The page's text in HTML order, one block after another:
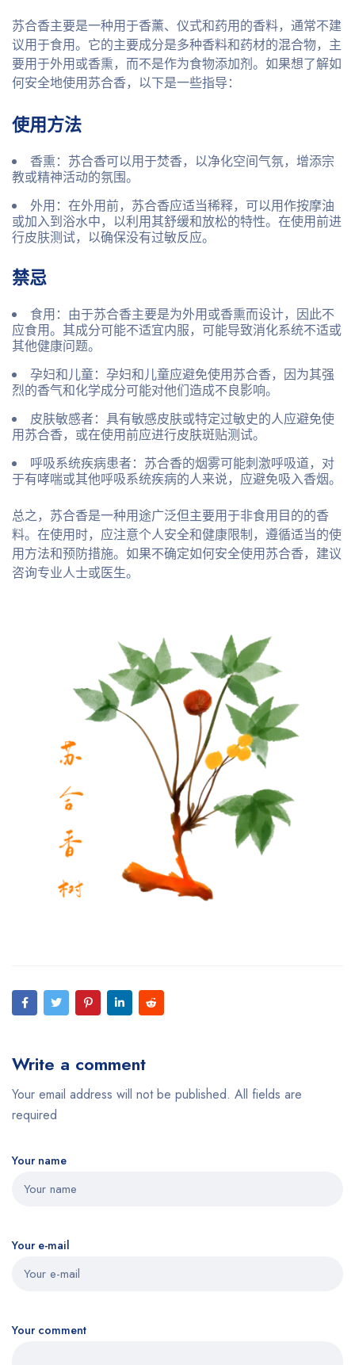
苏合香主要是一种用于香薰、仪式和药用的香料，通常不建
议用于食用。它的主要成分是多种香料和药材的混合物，主
要用于外用或香熏，而不是作为食物添加剂。如果想了解如
何安全地使用苏合香，以下是一些指导：
使用方法
香熏：苏合香可以用于焚香，以净化空间气氛，增添宗
教或精神活动的氛围。
外用：在外用前，苏合香应适当稀释，可以用作按摩油
或加入到浴水中，以利用其舒缓和放松的特性。在使用前进
行皮肤测试，以确保没有过敏反应。
禁忌
食用：由于苏合香主要是为外用或香熏而设计，因此不
应食用。其成分可能不适宜内服，可能导致消化系统不适或
其他健康问题。
孕妇和儿童：孕妇和儿童应避免使用苏合香，因为其强
烈的香气和化学成分可能对他们造成不良影响。
皮肤敏感者：具有敏感皮肤或特定过敏史的人应避免使
用苏合香，或在使用前应进行皮肤斑贴测试。
呼吸系统疾病患者：苏合香的烟雾可能刺激呼吸道，对
于有哮喘或其他呼吸系统疾病的人来说，应避免吸入香烟。
总之，苏合香是一种用途广泛但主要用于非食用目的的香
料。在使用时，应注意个人安全和健康限制，遵循适当的使
用方法和预防措施。如果不确定如何安全使用苏合香，建议
咨询专业人士或医生。
Write a comment
Your email address will not be published. All fields are
required
Your name
Your e-mail
Your comment